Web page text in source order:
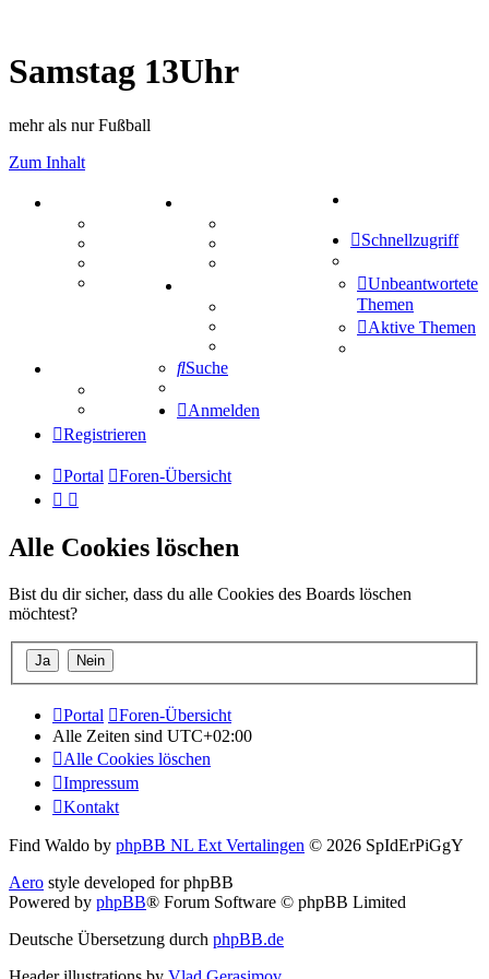
Samstag 13Uhr
mehr als nur Fußball
Zum Inhalt
Mastodon
Treffenübersicht
Zitatesammlung
Schiffe versenken
Tipprunde
Comunio
Schnellzugriff
Unbeantwortete
Themen
Aktive Themen
Suche
Anmelden
Registrieren
Portal Foren-Übersicht
Alle Cookies löschen
Bist du dir sicher, dass du alle Cookies des Boards löschen
möchtest?
Portal
Foren-Übersicht
Alle Zeiten sind UTC+02:00
Alle Cookies löschen
Impressum
Kontakt
Find Waldo by phpBB NL Ext Vertalingen © 2026 SpIdErPiGgY
Aero style developed for phpBB
Powered by phpBB® Forum Software © phpBB Limited
Deutsche Übersetzung durch phpBB.de